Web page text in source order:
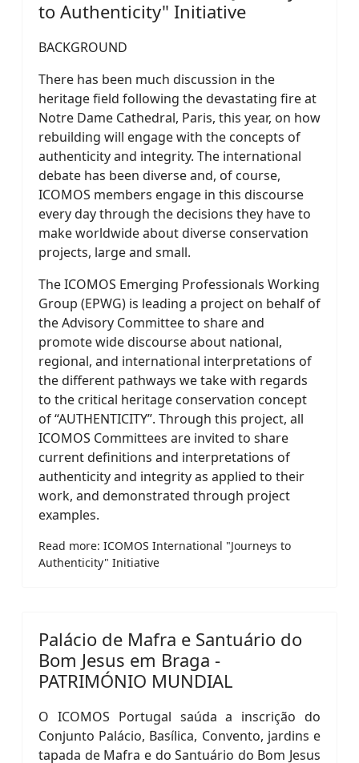
to Authenticity" Initiative
BACKGROUND
There has been much discussion in the
heritage field following the devastating fire at
Notre Dame Cathedral, Paris, this year, on how
rebuilding will engage with the concepts of
authenticity and integrity. The international
debate has been diverse and, of course,
ICOMOS members engage in this discourse
every day through the decisions they have to
make worldwide about diverse conservation
projects, large and small.
The ICOMOS Emerging Professionals Working
Group (EPWG) is leading a project on behalf of
the Advisory Committee to share and
promote wide discourse about national,
regional, and international interpretations of
the different pathways we take with regards
to the critical heritage conservation concept
of “AUTHENTICITY”. Through this project, all
ICOMOS Committees are invited to share
current definitions and interpretations of
authenticity and integrity as applied to their
work, and demonstrated through project
examples.
Read more: ICOMOS International "Journeys to
Authenticity" Initiative
Palácio de Mafra e Santuário do
Bom Jesus em Braga -
PATRIMÓNIO MUNDIAL
O ICOMOS Portugal saúda a inscrição do
Conjunto Palácio, Basílica, Convento, jardins e
tapada de Mafra e do Santuário do Bom Jesus